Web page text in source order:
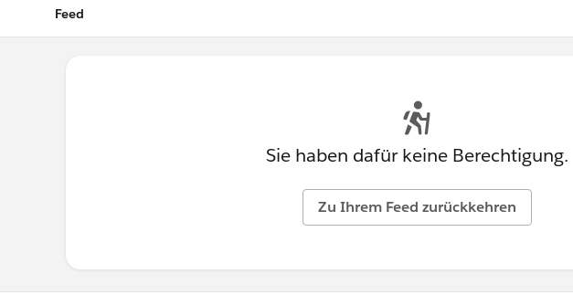
Feed
Sie haben dafür keine Berechtigung.
Zu Ihrem Feed zurückkehren